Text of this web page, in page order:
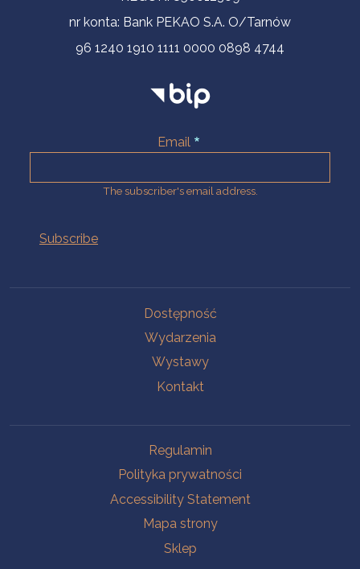
nr konta: Bank PEKAO S.A. O/Tarnów
96 1240 1910 1111 0000 0898 4744
Email
The subscriber's email address.
Dostępność
Wydarzenia
Wystawy
Kontakt
Regulamin
Polityka prywatności
Accessibility Statement
Mapa strony
Sklep